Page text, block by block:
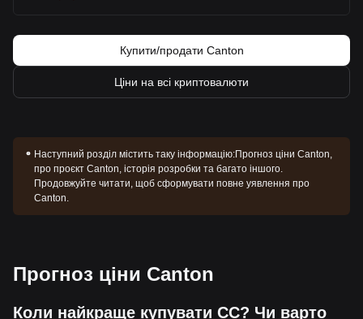
Купити/продати Canton
Ціни на всі криптовалюти
Наступний розділ містить таку інформацію:Прогноз ціни Canton,
про проєкт Canton, історія розробки та багато іншого.
Продовжуйте читати, щоб сформувати повне уявлення про
Canton.
Прогноз ціни Canton
Коли найкраще купувати CC? Чи варто